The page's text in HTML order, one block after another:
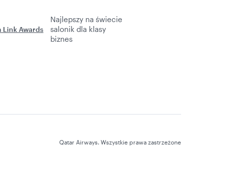
Najlepszy na świecie
salonik dla klasy
biznes
Qatar Airways. Wszystkie prawa zastrzeżone